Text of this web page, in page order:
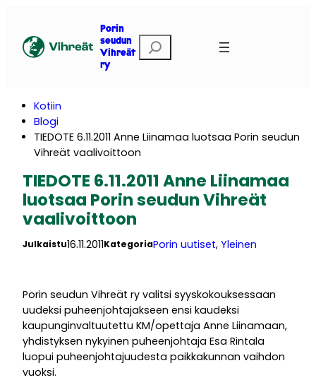
Porin
seudun
Vihreät
ry
t
Kotiin
Blogi
TIEDOTE 6.11.2011 Anne Liinamaa luotsaa Porin seudun
Vihreät vaalivoittoon
TIEDOTE 6.11.2011 Anne Liinamaa
luotsaa Porin seudun Vihreät
vaalivoittoon
Julkaistu16.11.2011KategoriaPorin uutiset, Yleinen
Porin seudun Vihreät ry valitsi syyskokouksessaan
uudeksi puheenjohtajakseen ensi kaudeksi
kaupunginvaltuutettu KM/opettaja Anne Liinamaan,
yhdistyksen nykyinen puheenjohtaja Esa Rintala
luopui puheenjohtajuudesta paikkakunnan vaihdon
vuoksi.